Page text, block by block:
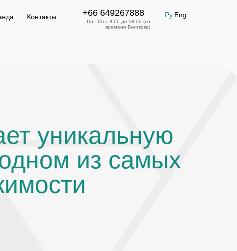
Ру Eng
+66 649267888
Пн - Сб с 9:00 до 18:00 (по
времени Бангкока)
Контакты
+66 649267888 Оставить заявку
уникальную
из самых